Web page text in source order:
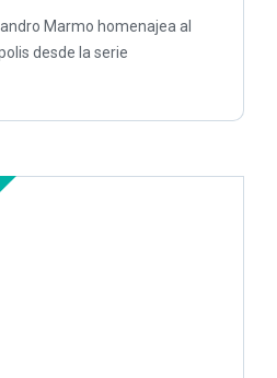
Marmo homenajea al
desde la serie